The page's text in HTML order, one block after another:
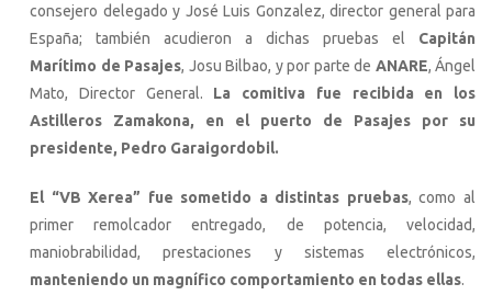
consejero delegado y José Luis Gonzalez, director general para
España; también acudieron a dichas pruebas el Capitán
Marítimo de Pasajes, Josu Bilbao, y por parte de ANARE, Ángel
Mato, Director General. La comitiva fue recibida en los
Astilleros Zamakona, en el puerto de Pasajes por su
presidente, Pedro Garaigordobil.
El “VB Xerea” fue sometido a distintas pruebas, como al
primer remolcador entregado, de potencia, velocidad,
maniobrabilidad, prestaciones y sistemas electrónicos,
manteniendo un magnífico comportamiento en todas ellas.